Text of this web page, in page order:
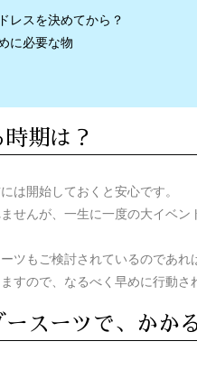
レスを決めてから？
に必要な物
期は？
は開始しておくと安心です。
せんが、一生に一度の大イベ
ツもご検討されているのであ
すので、なるべく早めに行動さ
スーツで、かか